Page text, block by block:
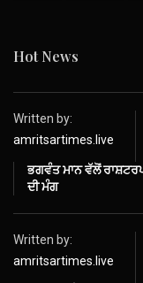
Hot News
Written by:
amritsartimes.live
ਭਗਵੰਤ ਮਾਨ ਵੱਲੋਂ
ਦੀ ਮੰਗ
Written by:
amritsartimes.live